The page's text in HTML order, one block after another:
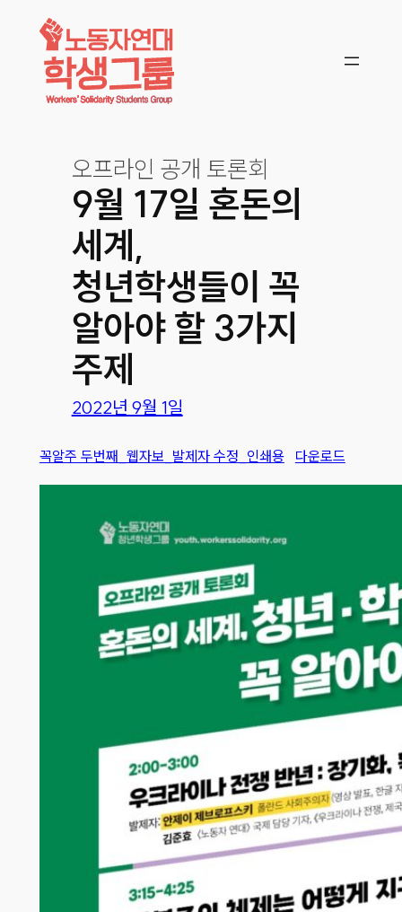
콘텐츠로
바로가기
오프라인 공개 토론회
9월 17일 혼돈의
세계,
청년학생들이 꼭
알아야 할 3가지
주제
2022년 9월 1일
꼭알주 두번째_웹자보_발제자 수정_인쇄용 다운로드